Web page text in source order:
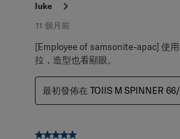
luke
11 個月前
[Employee of samsonite-apac] 使
拉，造型也看顯眼。
最初發佈在 TOIIS M SPINNER
5星，共5星。